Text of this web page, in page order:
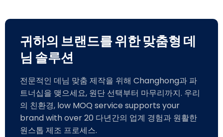
귀하의 브랜드를 위한 맞춤형 데
님 솔루션
전문적인 데님 맞춤 제작을 위해 Changhong과 파
트너십을 맺으세요, 원단 선택부터 마무리까지. 우리
의 친환경, low MOQ service supports your
brand with over20 다년간의 업계 경험과 원활한
원스톱 제조 프로세스.